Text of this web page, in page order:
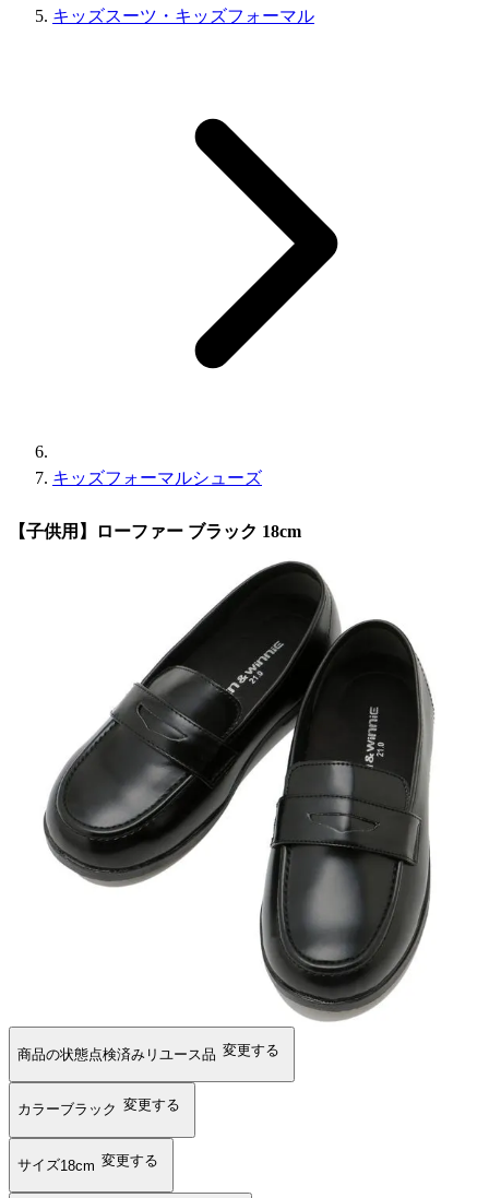
キッズスーツ・キッズフォーマル
キッズフォーマルシューズ
【子供用】ローファー ブラック 18cm
商品の状態点検済みリユース品 変更する
カラーブラック 変更する
サイズ18cm 変更する